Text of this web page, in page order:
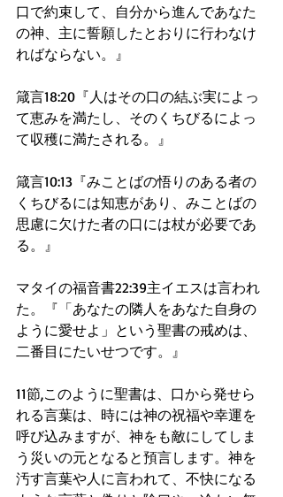
口で約束して、自分から進んであなた
の神、主に誓願したとおりに行わなけ
ればならない。』
箴言18:20『人はその口の結ぶ実によっ
て恵みを満たし、そのくちびるによっ
て収穫に満たされる。』
箴言10:13『みことばの悟りのある者の
くちびるには知恵があり、みことばの
思慮に欠けた者の口には杖が必要であ
る。』
マタイの福音書22:39主イエスは言われ
た。『「あなたの隣人をあなた自身の
ように愛せよ」という聖書の戒めは、
二番目にたいせつです。』
11節,このように聖書は、口から発せら
れる言葉は、時には神の祝福や幸運を
呼び込みますが、神をも敵にしてしま
う災いの元となると預言します。神を
汚す言葉や人に言われて、不快になる